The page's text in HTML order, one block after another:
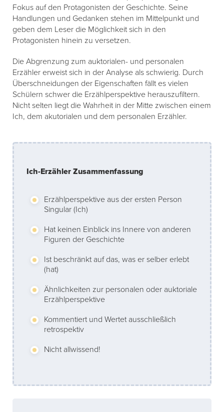
Fokus auf den Protagonisten der Geschichte. Seine
Handlungen und Gedanken stehen im Mittelpunkt und
geben dem Leser die Möglichkeit sich in den
Protagonisten hinein zu versetzen.
Die Abgrenzung zum auktorialen- und personalen
Erzähler erweist sich in der Analyse als schwierig. Durch
Überschneidungen der Eigenschaften fällt es vielen
Schülern schwer die Erzählperspektive herauszufiltern.
Nicht selten liegt die Wahrheit in der Mitte zwischen einem
Ich, dem akutorialen und dem personalen Erzähler.
Ich-Erzähler Zusammenfassung
Erzählperspektive aus der ersten Person
Singular (Ich)
Hat keinen Einblick ins Innere von anderen
Figuren der Geschichte
Ist beschränkt auf das, was er selber erlebt
(hat)
Ähnlichkeiten zur personalen oder auktoriale
Erzählperspektive
Kommentiert und Wertet ausschließlich
retrospektiv
Nicht allwissend!